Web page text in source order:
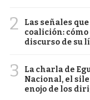
2
Las señales
coalición:
discurso de su
3
La charla de
Nacional, el
enojo de los